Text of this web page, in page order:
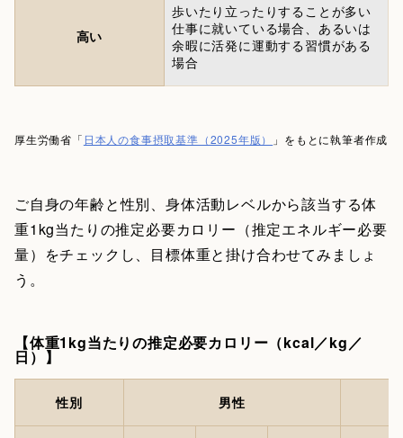
高い
歩いたり立ったりすることが多い
仕事に就いている場合、あるいは
余暇に活発に運動する習慣がある
場合
厚生労働省「 日本人の食事摂取基準（2025年版） 」をもとに執筆者作成
ご自身の年齢と性別、身体活動レベルから該当する体
重1kg当たりの推定必要カロリー（推定エネルギー必要
量）をチェックし、目標体重と掛け合わせてみましょ
う。
【体重1kg当たりの推定必要カロリー（kcal／kg／
日）】
性別 男性